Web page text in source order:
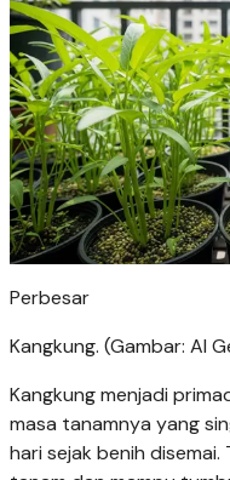
Perbesar
Kangkung. (Gambar: AI
Kangkung menjadi
masa tanamnya yang
hari sejak benih